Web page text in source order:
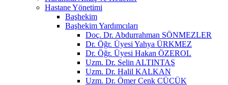
Hastane Yönetimi
Başhekim
Başhekim Yardımcıları
Doç. Dr. Abdurrahman SÖNMEZLER
Dr. Öğr. Üyesi Yahya ÜRKMEZ
Dr. Öğr. Üyesi Hakan ÖZEROL
Uzm. Dr. Selin ALTINTAŞ
Uzm. Dr. Halil KALKAN
Uzm. Dr. Ömer Cenk CÜCÜK